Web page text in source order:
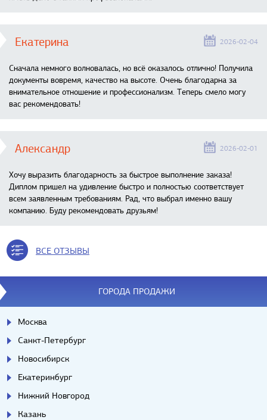
Екатерина 2026-02-04
Сначала немного волновалась, но всё оказалось отлично! Получила
документы вовремя, качество на высоте. Очень благодарна за
внимательное отношение и профессионализм. Теперь смело могу
вас рекомендовать!
Александр 2026-02-01
Хочу выразить благодарность за быстрое выполнение заказа!
Диплом пришел на удивление быстро и полностью соответствует
всем заявленным требованиям. Рад, что выбрал именно вашу
компанию. Буду рекомендовать друзьям!
ВСЕ ОТЗЫВЫ
ГОРОДА ПРОДАЖИ
Москва
Санкт-Петербург
Новосибирск
Екатеринбург
Нижний Новгород
Казань